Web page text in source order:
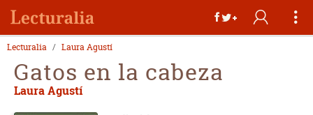
Lecturalia Laura Agustí
Gatos en la cabeza
Laura Agustí